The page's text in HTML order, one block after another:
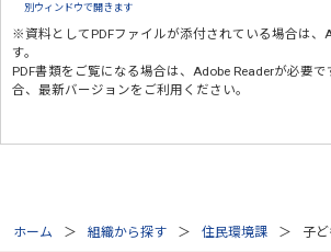
別ウィンドウで開きます
※資料としてPDFファイルが添付されている場合は、
す。
PDF書類をご覧になる場合は、 Adobe Readerが必要で
合、最新バージョンをご利用ください。
ホーム 組織から探す 住民環境課 子